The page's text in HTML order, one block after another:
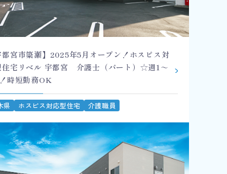
都宮市簗瀬】2025年5月オープン！ホスピス対
住宅リベル 宇都宮 介護士（パート）☆週1～
時短勤務OK
県 ホスピス対応型住宅 介護職員